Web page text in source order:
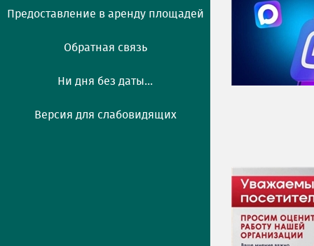
Предоставление в аренду площадей
Обратная связь
Ни дня без даты...
Версия для слабовидящих